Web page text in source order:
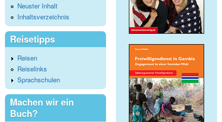
Neuster Inhalt
Inhaltsverzeichnis
Reisetipps
Reisen
Reiselinks
Sprachschulen
Machen wir ein
Buch?